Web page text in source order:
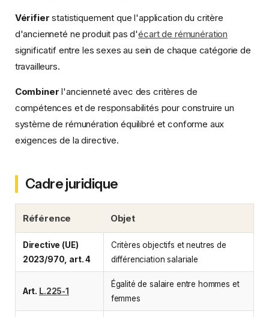
Vérifier statistiquement que l'application du critère
d'ancienneté ne produit pas d'écart de rémunération
significatif entre les sexes au sein de chaque catégorie de
travailleurs.
Combiner l'ancienneté avec des critères de
compétences et de responsabilités pour construire un
système de rémunération équilibré et conforme aux
exigences de la directive.
Cadre juridique
Référence Objet
Directive (UE)
2023/970, art. 4
Critères objectifs et neutres de
différenciation salariale
Art. L.225-1
Égalité de salaire entre hommes et
femmes